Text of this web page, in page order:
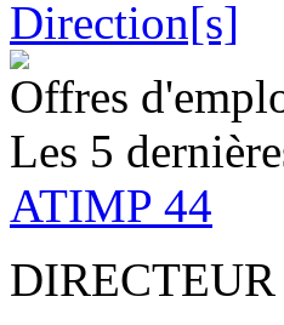
Offres
Les 5
ATIMP 44